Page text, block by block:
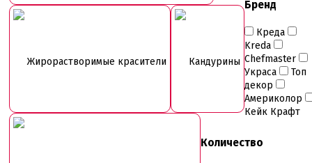
Жирорастворимые красители Кандурины
Бренд
Креда
Kreda
Chefmaster
Украса
Топ
декор
Америколор
Кейк Крафт
Количество